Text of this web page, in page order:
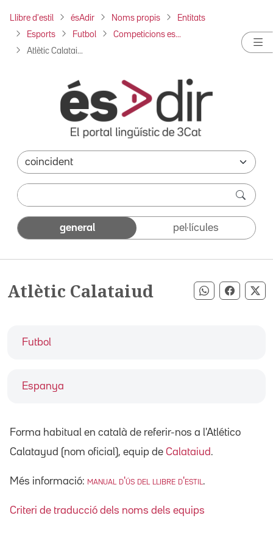
Llibre d'estil ésAdir Noms propis Entitats
Esports Futbol Competicions es...
Atlètic Calatai...
general pel·lícules
Atlètic Calataiud Compartir
Futbol
Espanya
Forma habitual en català de referir-nos a l'Atlético
Calatayud (nom oficial), equip de Calataiud.
Més informació: manual d'ús del llibre d'estil .
Criteri de traducció dels noms dels equips